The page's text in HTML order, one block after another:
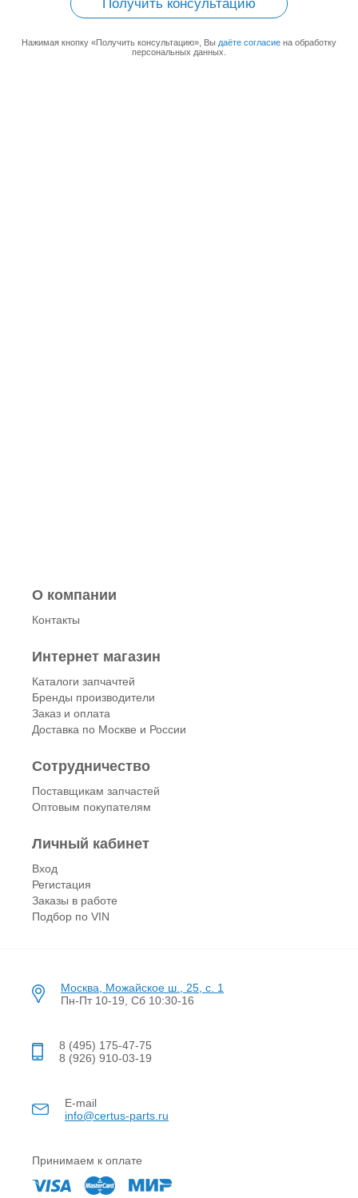
Получить консультацию
Нажимая кнопку «Получить консультацию», Вы даёте согласие на обработку
персональных данных.
О компании
Контакты
Интернет магазин
Каталоги запчачтей
Бренды производители
Заказ и оплата
Доставка по Москве и России
Сотрудничество
Поставщикам запчастей
Оптовым покупателям
Личный кабинет
Вход
Регистация
Заказы в работе
Подбор по VIN
Москва, Можайское ш., 25, с. 1
Пн-Пт 10-19, Сб 10:30-16
8 (495) 175-47-75
8 (926) 910-03-19
E-mail
info@certus-parts.ru
Принимаем к оплате